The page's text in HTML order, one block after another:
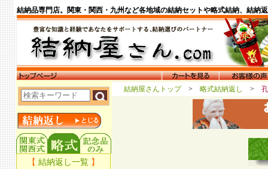
結納品専門店。関東・関西・九州など各地域の結納セットや略式結納、結納
結納屋さんトップ > 略式結納返し >